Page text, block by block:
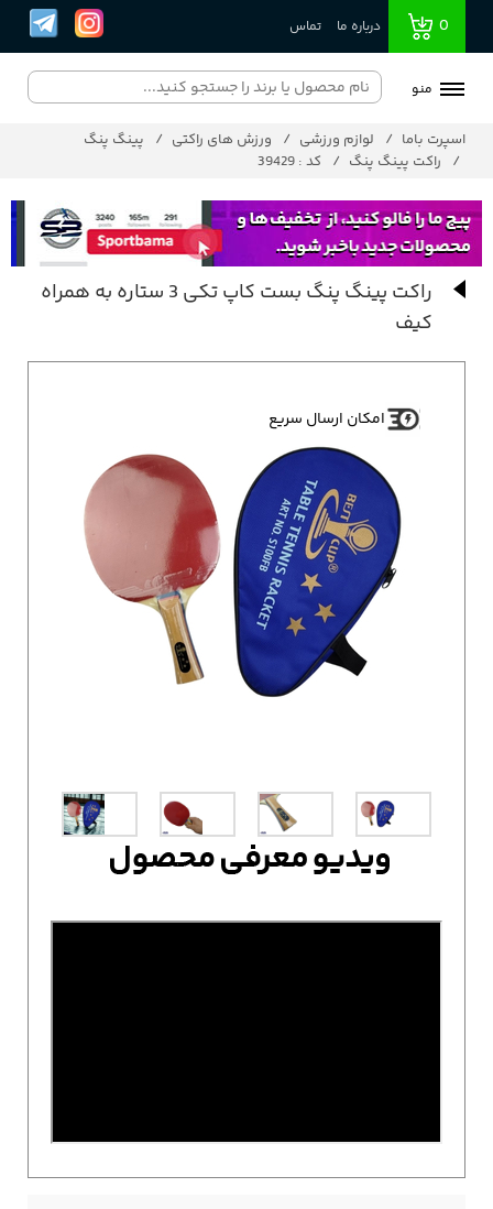
0 درباره ما تماس
منو
اسپرت باما لوازم ورزشی ورزش های راکتی
پینگ پنگ
راکت پینگ پنگ
کد : 39429
راکت پینگ پنگ بست کاپ تکی 3 ستاره به همراه
کیف
امکان ارسال سریع